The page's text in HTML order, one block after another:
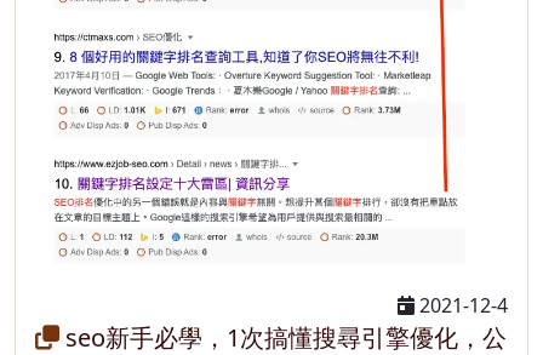
2021-12-4
seo新手必學，1次搞懂搜尋引擎優化，公